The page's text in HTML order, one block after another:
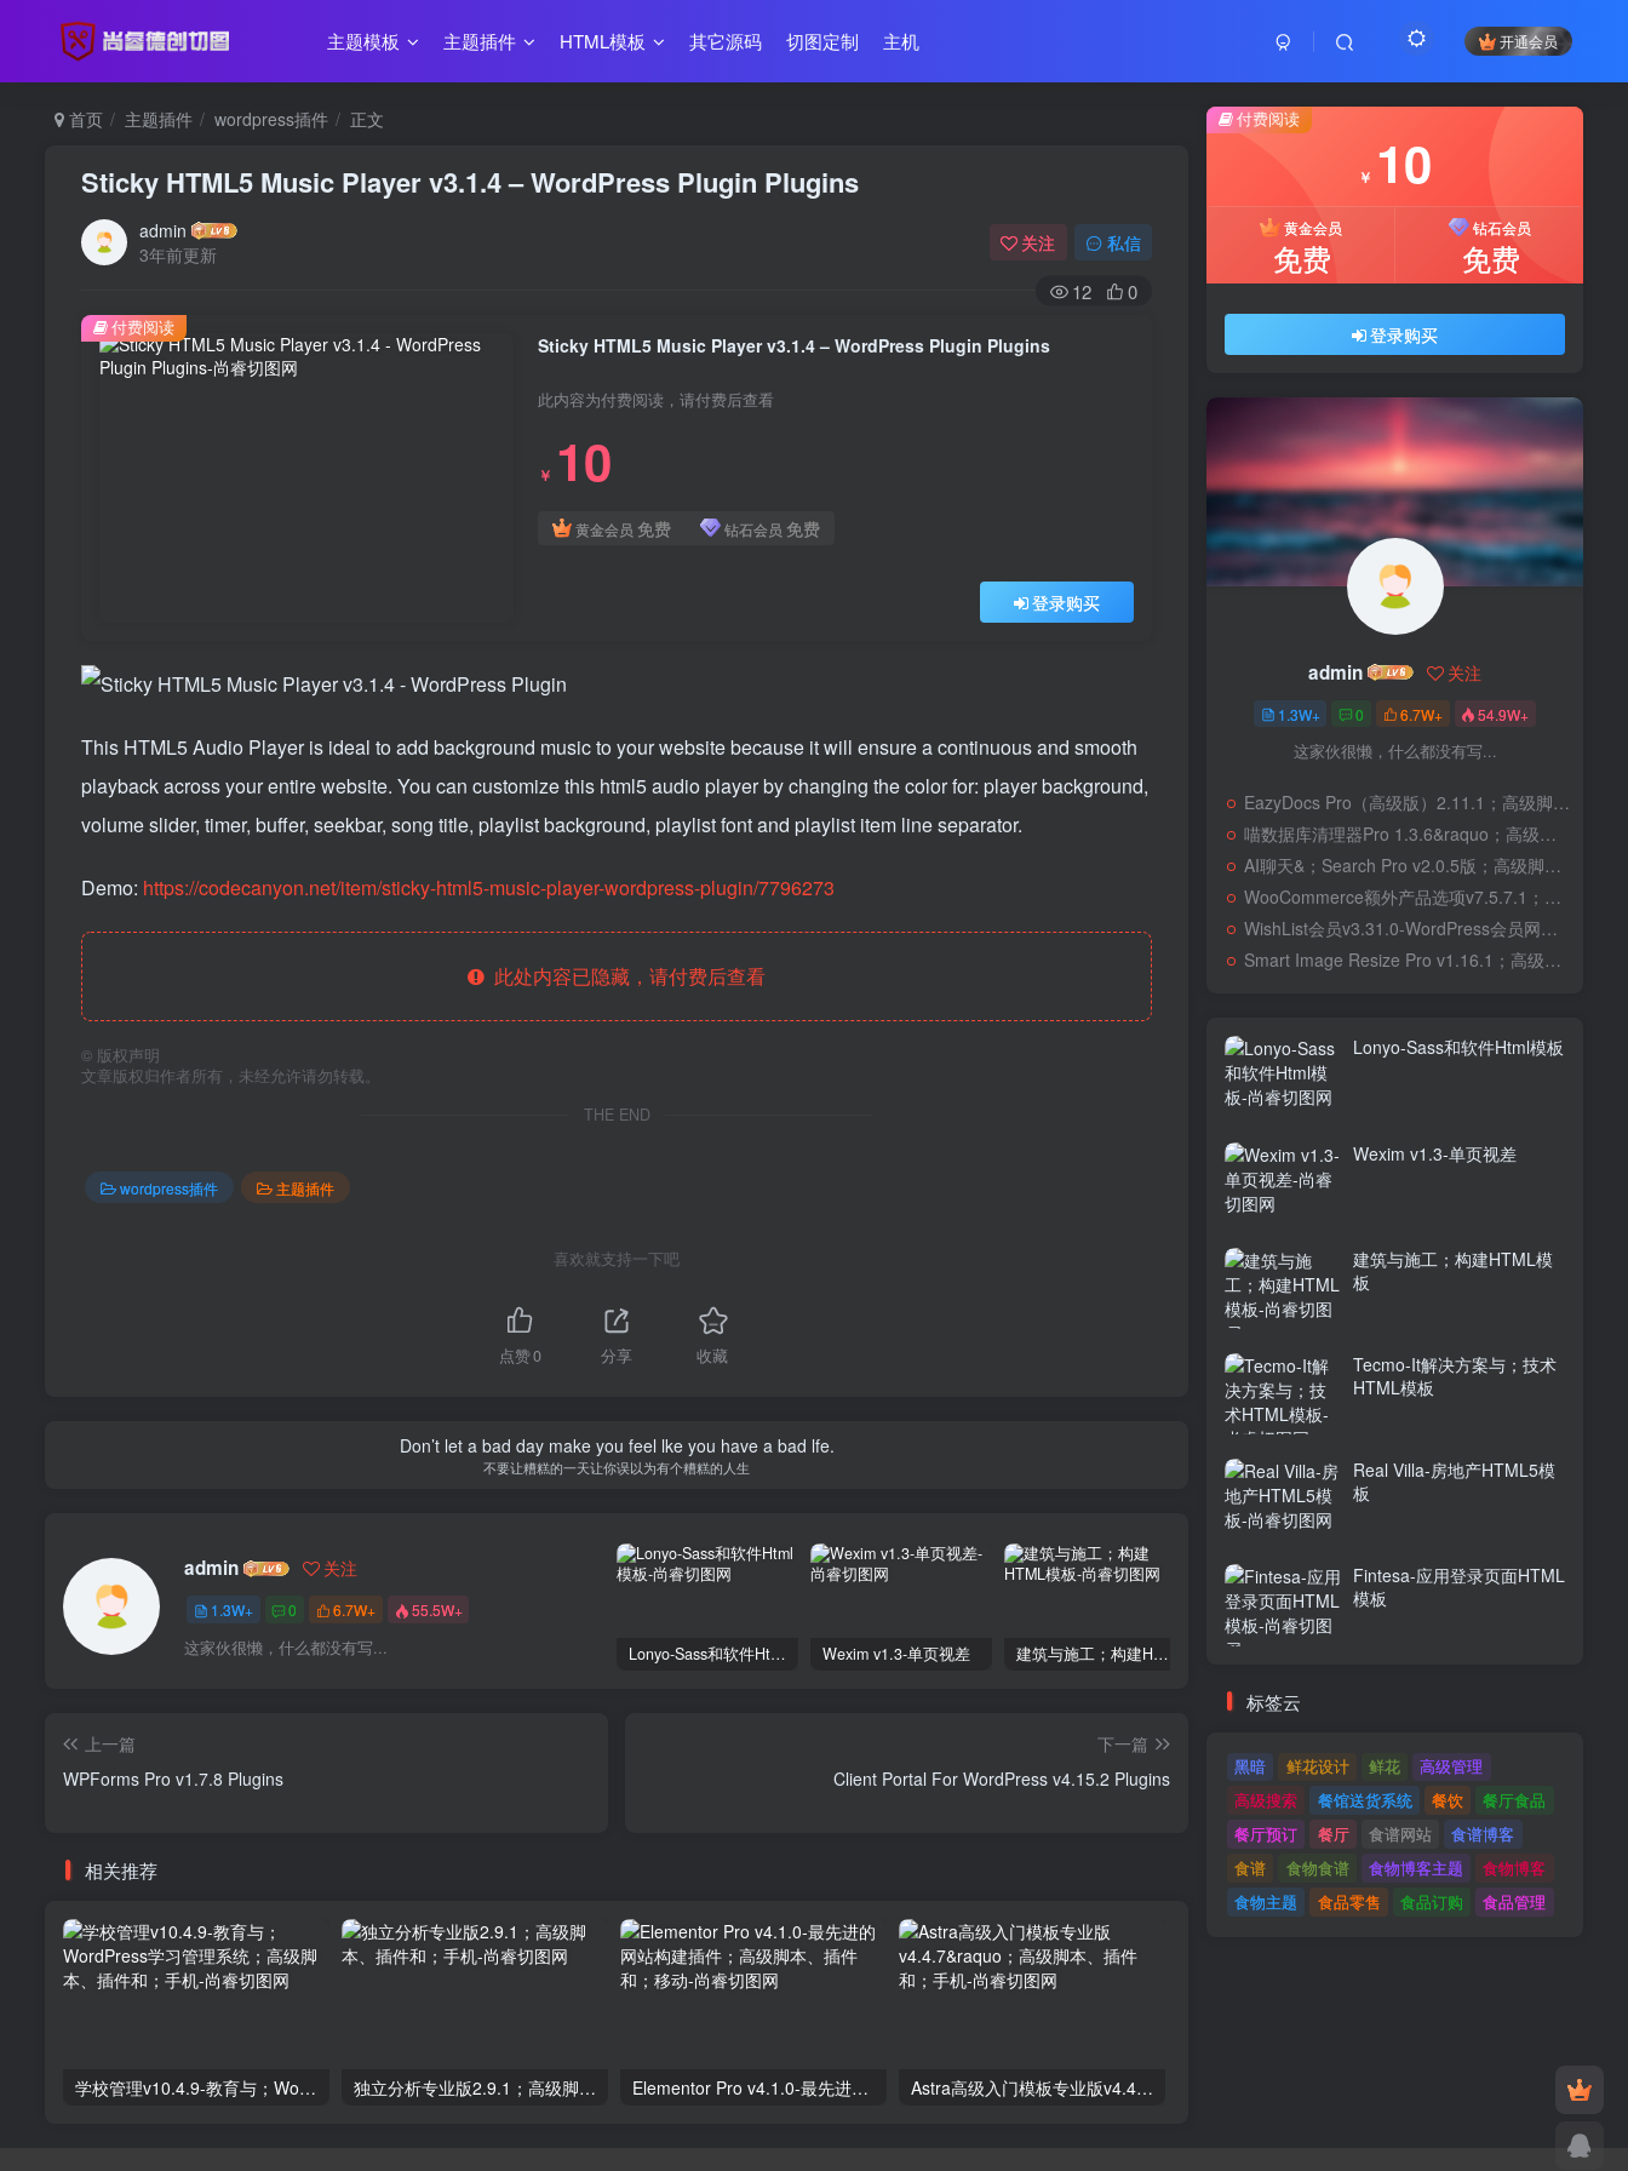
主题模板 主题插件 HTML模板 其它源码 切图定制 主机 开通会员
首页 主题插件 wordpress插件 正文
Sticky HTML5 Music Player v3.1.4 – WordPress Plugin Plugins
admin
3年前更新
关注 私信
12 0
Sticky HTML5 Music Player v3.1.4 – WordPress Plugin Plugins
此内容为付费阅读，请付费后查看
￥ 10
黄金会员 免费 钻石会员 免费
登录购买
付费阅读
This HTML5 Audio Player is ideal to add background music to your website because it will ensure a continuous and smooth
playback across your entire website. You can customize this html5 audio player by changing the color for: player background,
volume slider, timer, buffer, seekbar, song title, playlist background, playlist font and playlist item line separator.
Demo: https://codecanyon.net/item/sticky-html5-music-player-wordpress-plugin/7796273
此处内容已隐藏，请付费后查看
© 版权声明
文章版权归作者所有，未经允许请勿转载。
THE END
wordpress插件 主题插件
喜欢就支持一下吧
点赞0 分享 收藏
Don’t let a bad day make you feel lke you have a bad lfe.
不要让糟糕的一天让你误以为有个糟糕的人生
admin 关注
1.3W+ 0 6.7W+ 55.5W+
这家伙很懒，什么都没有写... Lonyo-Sass和软件Html模板 Wexim v1.3-单页视差 建筑与施工；构建HTML模板
上一篇
WPForms Pro v1.7.8 Plugins
下一篇
Client Portal For WordPress v4.15.2 Plugins
相关推荐
学校管理v10.4.9-教育与；WordPress学习管理系统；高级脚本、插件和；手机 独立分析专业版2.9.1；高级脚本、插件和；手机 Elementor Pro v4.1.0-最先进的网站构建插件；高级脚本、插件和；移动 Astra高级入门模板专业版v4.4.7&raquo；高级脚本、插件和；手机
付费阅读
￥ 10
黄金会员
免费
钻石会员
免费
登录购买
admin 关注
1.3W+ 0 6.7W+ 54.9W+
这家伙很懒，什么都没有写...
EazyDocs Pro（高级版）2.11.1；高级脚本、插件和；移动
喵数据库清理器Pro 1.3.6&raquo；高级脚本、插件和；移动
AI聊天&；Search Pro v2.0.5版；高级脚本、插件和；移动
WooCommerce额外产品选项v7.5.7.1；高级脚本、插件和；移动
WishList会员v3.31.0-WordPress会员网站；高级脚本、插件和；移动
Smart Image Resize Pro v1.16.1；高级脚本、插件和；移动
Lonyo-Sass和软件Html模板
Wexim v1.3-单页视差
建筑与施工；构建HTML模
板
Tecmo-It解决方案与；技术
HTML模板
Real Villa-房地产HTML5模
板
Fintesa-应用登录页面HTML
模板
标签云
黑暗 鲜花设计 鲜花
高级管理
高级搜索
餐馆送货系统 餐饮
餐厅食品
餐厅预订
餐厅 食谱网站
食谱博客
食谱
食物食谱 食物博客主题
食物博客
食物主题
食品零售 食品订购 食品管理